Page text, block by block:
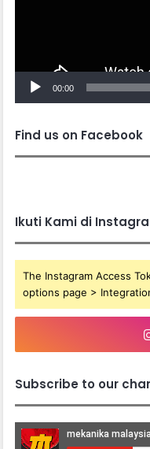
00:00
Find us on Facebook
Ikuti Kami di
The Instagram Access
options page >
Subscribe to our